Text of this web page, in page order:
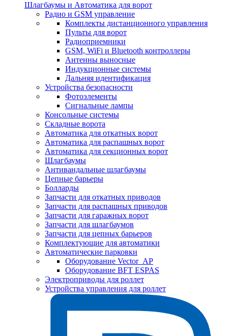
Шлагбаумы и Автоматика для ворот
Радио и GSM управление
Комплекты дистанционного управления
Пульты для ворот
Радиоприемники
GSM, WiFi и Bluetooth контроллеры
Антенны выносные
Индукционные системы
Дальняя идентификация
Устройства безопасности
Фотоэлементы
Сигнальные лампы
Консольные системы
Складные ворота
Автоматика для откатных ворот
Автоматика для распашных ворот
Автоматика для секционных ворот
Шлагбаумы
Антивандальные шлагбаумы
Цепные барьеры
Болларды
Запчасти для откатных приводов
Запчасти для распашных приводов
Запчасти для гаражных ворот
Запчасти для шлагбаумов
Запчасти для цепных барьеров
Комплектующие для автоматики
Автоматические парковки
Оборудование Vector_AP
Оборудование BFT ESPAS
Электроприводы для роллет
Устройства управления для роллет